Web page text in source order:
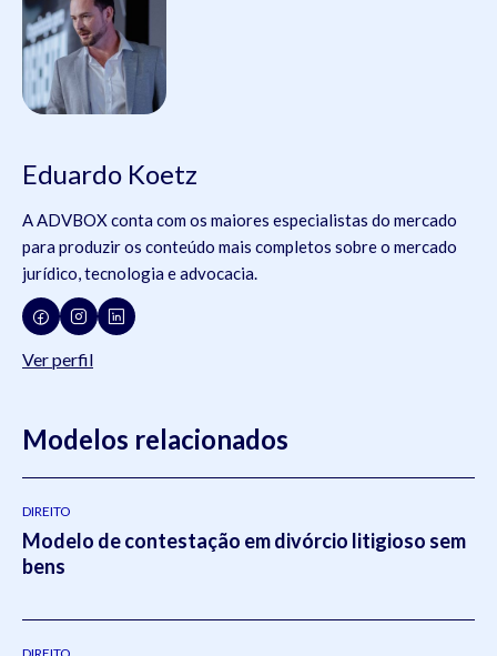
Eduardo Koetz
A ADVBOX conta com os maiores especialistas do mercado
para produzir os conteúdo mais completos sobre o mercado
jurídico, tecnologia e advocacia.
Ver perfil
Modelos relacionados
DIREITO
Modelo de contestação em divórcio litigioso sem
bens